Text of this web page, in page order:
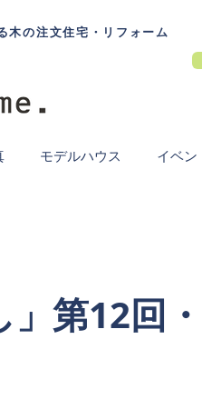
の注文住宅・リフォーム
モデルハウス イベン
第12回